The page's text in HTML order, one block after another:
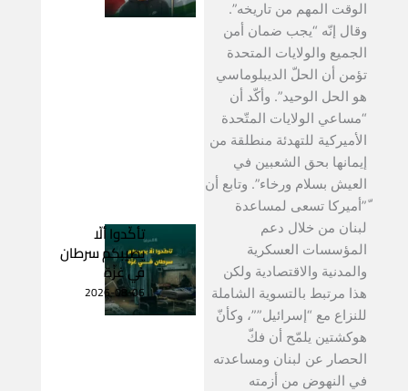
الوقت المهم من تاريخه”.
وقال إنّه “يجب ضمان أمن
الجميع والولايات المتحدة
تؤمن أن الحلّ الديبلوماسي
هو الحل الوحيد”. وأكّد أن
“مساعي الولايات المتّحدة
الأميركية للتهدئة منطلقة من
إيمانها بحق الشعبين في
العيش بسلام ورخاء”. وتابع أن
ّ”أميركا تسعى لمساعدة
لبنان من خلال دعم
المؤسسات العسكرية
والمدنية والاقتصادية ولكن
هذا مرتبط بالتسوية الشاملة
للنزاع مع “إسرائيل””، وكأنّ
هوكشتين يلمّح أن فكّ
الحصار عن لبنان ومساعدته
في النهوض من أزمته
تأكّدوا ألّا
يصيبكم سرطان
في غزّة
2026-08-06